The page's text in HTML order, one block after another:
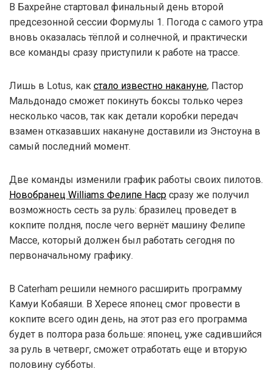
В Бахрейне стартовал финальный день второй
предсезонной сессии Формулы 1. Погода с самого утра
вновь оказалась тёплой и солнечной, и практически
все команды сразу приступили к работе на трассе.
Лишь в Lotus, как стало известно накануне, Пастор
Мальдонадо сможет покинуть боксы только через
несколько часов, так как детали коробки передач
взамен отказавших накануне доставили из Энстоуна в
самый последний момент.
Две команды изменили график работы своих пилотов.
Новобранец Williams Фелипе Наср сразу же получил
возможность сесть за руль: бразилец проведет в
кокпите полдня, после чего вернёт машину Фелипе
Массе, который должен был работать сегодня по
первоначальному графику.
В Caterham решили немного расширить программу
Камуи Кобаяши. В Хересе японец смог провести в
кокпите всего один день, на этот раз его программа
будет в полтора раза больше: японец, уже садившийся
за руль в четверг, сможет отработать еще и вторую
половину субботы.